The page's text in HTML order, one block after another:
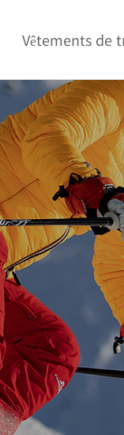
Vêtements de